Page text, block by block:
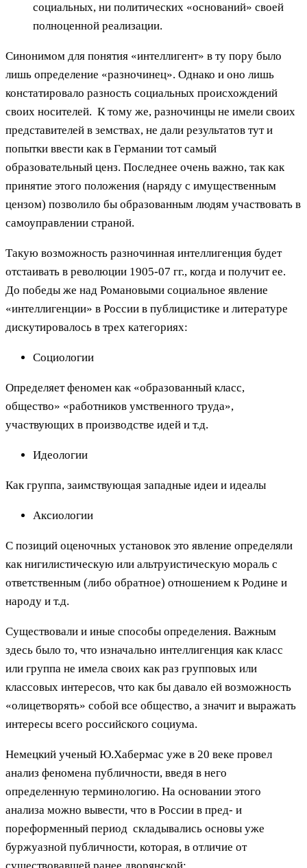
социальных, ни политических «оснований» своей
полноценной реализации.
Синонимом для понятия «интеллигент» в ту пору было
лишь определение «разночинец». Однако и оно лишь
констатировало разность социальных происхождений
своих носителей. К тому же, разночинцы не имели своих
представителей в земствах, не дали результатов тут и
попытки ввести как в Германии тот самый
образовательный ценз. Последнее очень важно, так как
принятие этого положения (наряду с имущественным
цензом) позволило бы образованным людям участвовать в
самоуправлении страной.
Такую возможность разночинная интеллигенция будет
отстаивать в революции 1905-07 гг., когда и получит ее.
До победы же над Романовыми социальное явление
«интеллигенции» в России в публицистике и литературе
дискутировалось в трех категориях:
Социологии
Определяет феномен как «образованный класс,
общество» «работников умственного труда»,
участвующих в производстве идей и т.д.
Идеологии
Как группа, заимствующая западные идеи и идеалы
Аксиологии
С позиций оценочных установок это явление определяли
как нигилистическую или альтруистическую мораль с
ответственным (либо обратное) отношением к Родине и
народу и т.д.
Существовали и иные способы определения. Важным
здесь было то, что изначально интеллигенция как класс
или группа не имела своих как раз групповых или
классовых интересов, что как бы давало ей возможность
«олицетворять» собой все общество, а значит и выражать
интересы всего российского социума.
Немецкий ученый Ю.Хабермас уже в 20 веке провел
анализ феномена публичности, введя в него
определенную терминологию. На основании этого
анализа можно вывести, что в России в пред- и
пореформенный период складывались основы уже
буржуазной публичности, которая, в отличие от